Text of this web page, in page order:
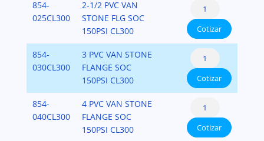
SCH-
80
cantidad
PVC
Ring
Socket
PVC-
SCH-
80
cantidad
Bolt
Pattern
Fabricated
with
PVC
Ring
Socket
SCH-
80
cantidad
Stone
Style
Class
300
Bolt
Pattern
Fabricated
PVC
Ring
Socket
854-
025CL300
2-1/2 PVC VAN
STONE FLG SOC
150PSI CL300
Pipe
Flange:
Flange
Van
Stone
Style
Class
300
Bolt
Pattern
Fabricated
Cotizar
854-
030CL300
3 PVC VAN STONE
FLANGE SOC
150PSI CL300
Pipe
Flange:
Flange
Van
Stone
Style
Class
Cotizar
854-
040CL300
4 PVC VAN STONE
FLANGE SOC
150PSI CL300
Pipe
Flange:
Flange
Cotizar